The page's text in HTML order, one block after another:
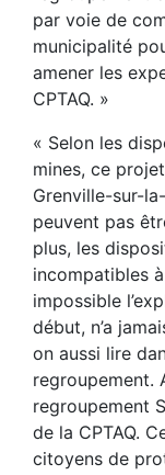
par voie de
municipalité
amener les
CPTAQ. »
« Selon les
mines, ce
Grenville-sur-
peuvent pas
plus, les
incompatibles
impossible
début, n’a
on aussi lire
regroupement.
regroupement
de la CPTAQ.
citoyens de